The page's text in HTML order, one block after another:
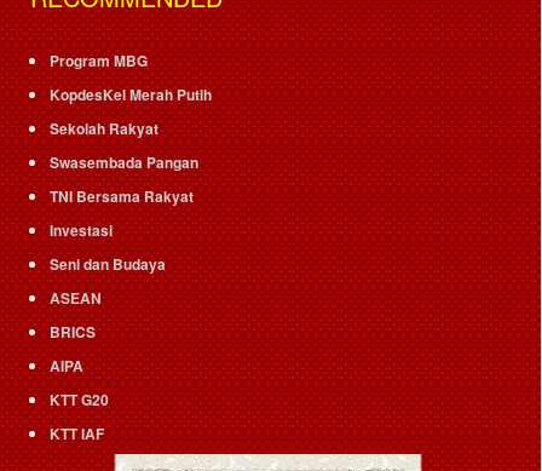
Program MBG
KopdesKel Merah Putih
Sekolah Rakyat
Swasembada Pangan
TNI Bersama Rakyat
Investasi
Seni dan Budaya
ASEAN
BRICS
AIPA
KTT G20
KTT IAF